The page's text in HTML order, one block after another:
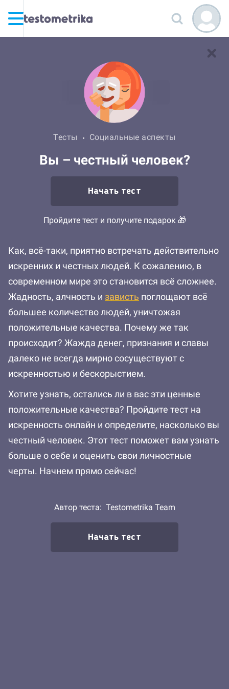
Тесты Социальные аспекты
Вы – честный человек?
Начать тест
Пройдите тест и получите подарок 🎁
Как, всё-таки, приятно встречать действительно
искренних и честных людей. К сожалению, в
современном мире это становится всё сложнее.
Жадность, алчность и зависть поглощают всё
большее количество людей, уничтожая
положительные качества. Почему же так
происходит? Жажда денег, признания и славы
далеко не всегда мирно сосуществуют с
искренностью и бескорыстием.
Хотите узнать, остались ли в вас эти ценные
положительные качества? Пройдите тест на
искренность онлайн и определите, насколько вы
честный человек. Этот тест поможет вам узнать
больше о себе и оценить свои личностные
черты. Начнем прямо сейчас!
Автор теста: Testometrika Team
Начать тест